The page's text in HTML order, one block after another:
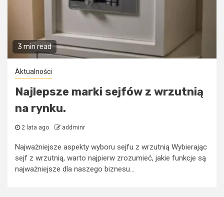
3 min read
Aktualności
Najlepsze marki sejfów z wrzutnią
na rynku.
2 lata ago addminr
Najważniejsze aspekty wyboru sejfu z wrzutnią Wybierając
sejf z wrzutnią, warto najpierw zrozumieć, jakie funkcje są
najważniejsze dla naszego biznesu...